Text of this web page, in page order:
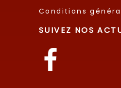
Conditions
SUIVEZ NOS